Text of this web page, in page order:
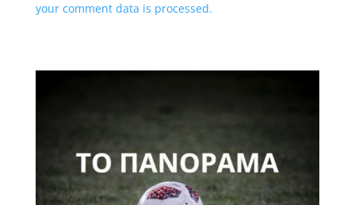
your comment data is processed.